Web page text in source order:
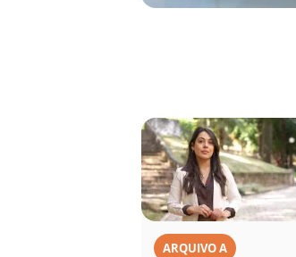
ARQUIVO A